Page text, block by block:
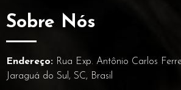
Sobre Nós
Endereço: Rua Exp. Antônio Carlos
Jaraguá do Sul, SC, Brasil